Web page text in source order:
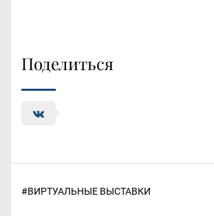
Поделиться
#ВИРТУАЛЬНЫЕ ВЫСТАВКИ